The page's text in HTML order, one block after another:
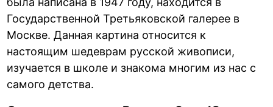
Государственной Третьяковской галерее в
Москве. Данная картина относится к
настоящим шедеврам русской живописи,
изучается в школе и знакома многим из нас с
самого детства.